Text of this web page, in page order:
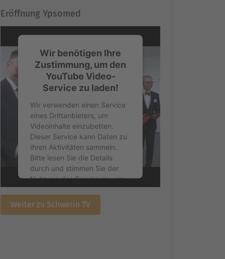
Eröffnung Ypsomed
Wir benötigen Ihre
Zustimmung, um den
YouTube Video-
Service zu laden!
Wir verwenden einen Service
eines Drittanbieters, um
Videoinhalte einzubetten.
Dieser Service kann Daten zu
Ihren Aktivitäten sammeln.
Bitte lesen Sie die Details
durch und stimmen Sie der
Nutzung des Service zu, um
dieses Video anzusehen.
Mehr Informationen
Weiter zu Schwerin TV